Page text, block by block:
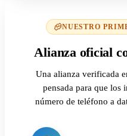
NUESTRO
Alianza oficial
Una alianza verificada
pensada para que los
número de teléfono a